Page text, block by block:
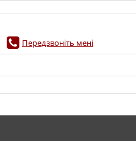
Передзвоніть мені